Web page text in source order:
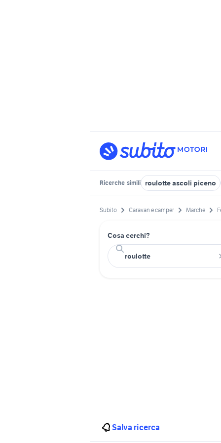
Ricerche simili roulotte ascoli piceno
Subito Caravan e camper Marche
Cosa cerchi?
Salva ricerca